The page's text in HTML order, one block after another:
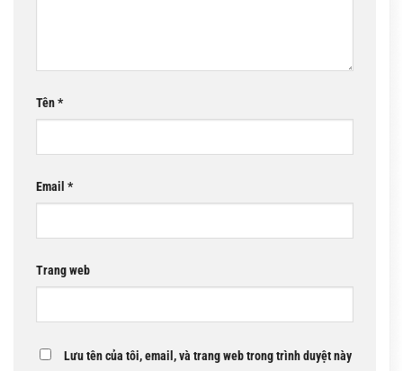
Tên*
Email *
Trang web
Lưu tên của tôi, email, và trang web trong trình duyệt này